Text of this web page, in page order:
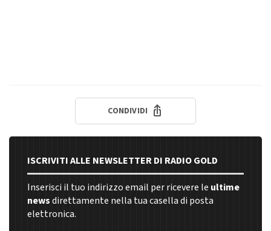
CONDIVIDI
ISCRIVITI ALLE NEWSLETTER DI RADIO GOLD
Inserisci il tuo indirizzo email per ricevere le ultime
newsdirettamente nella tua casella di posta
elettronica.